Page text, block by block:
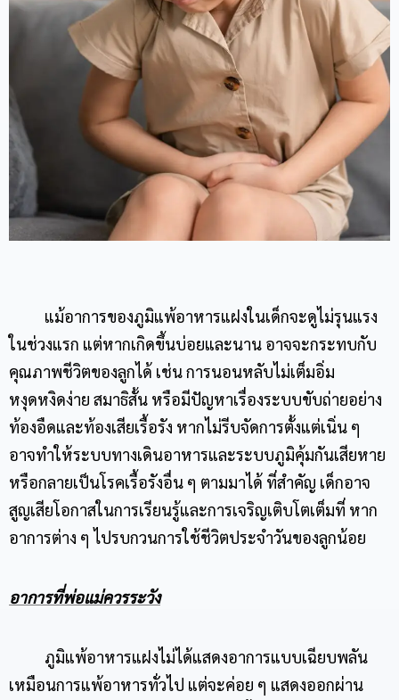
แม้อาการของภูมิแพ้อาหารแฝงในเด็กจะดูไม่รุนแรง
ในช่วงแรก แต่หากเกิดขึ้นบ่อยและนาน อาจจะกระทบกับ
คุณภาพชีวิตของลูกได้ เช่น การนอนหลับไม่เต็มอิ่ม
หงุดหงิดง่าย สมาธิสั้น หรือมีปัญหาเรื่องระบบขับถ่ายอย่าง
ท้องอืดและท้องเสียเรื้อรัง หากไม่รีบจัดการตั้งแต่เนิ่น ๆ
อาจทำให้ระบบทางเดินอาหารและระบบภูมิคุ้มกันเสียหาย
หรือกลายเป็นโรคเรื้อรังอื่น ๆ ตามมาได้ ที่สำคัญ เด็กอาจ
สูญเสียโอกาสในการเรียนรู้และการเจริญเติบโตเต็มที่ หาก
อาการต่าง ๆ ไปรบกวนการใช้ชีวิตประจำวันของลูกน้อย
อาการที่พ่อแม่ควรระวัง
ภูมิแพ้อาหารแฝงไม่ได้แสดงอาการแบบเฉียบพลัน
เหมือนการแพ้อาหารทั่วไป แต่จะค่อย ๆ แสดงออกผ่าน